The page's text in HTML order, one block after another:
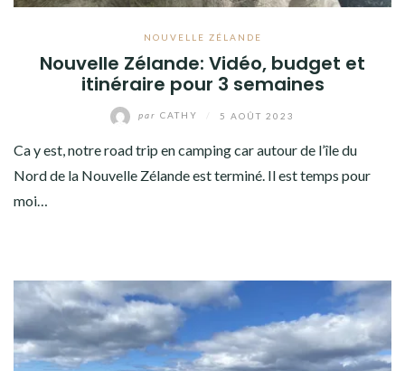
NOUVELLE ZÉLANDE
Nouvelle Zélande: Vidéo, budget et
itinéraire pour 3 semaines
par CATHY 5 AOÛT 2023
Ca y est, notre road trip en camping car autour de l’île du
Nord de la Nouvelle Zélande est terminé. Il est temps pour
moi…